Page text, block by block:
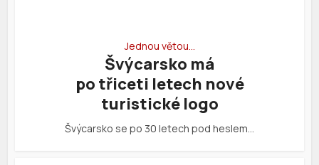
Jednou větou…
Švýcarsko má
po třiceti letech nové
turistické logo
Švýcarsko se po 30 letech pod heslem…